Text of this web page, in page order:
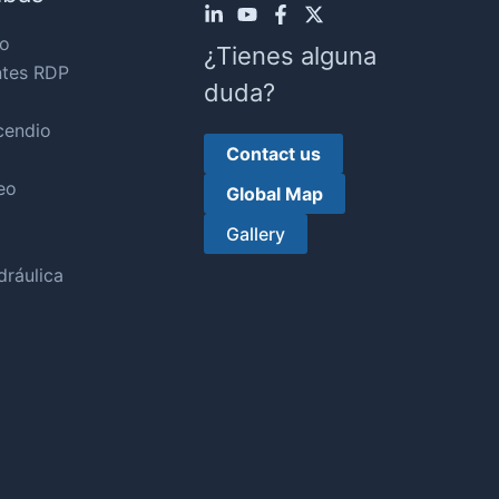
RDP
¿Tienes alguna
duda?
Contact us
Global Map
Gallery